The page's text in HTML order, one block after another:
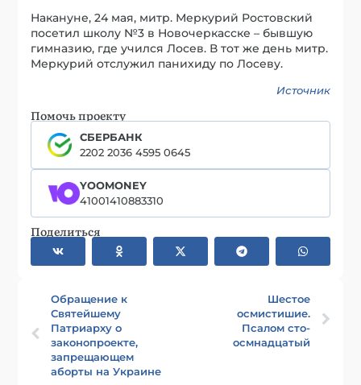
Накануне, 24 мая, митр. Меркурий Ростовский
посетил школу №3 в Новочеркасске – бывшую
гимназию, где учился Лосев. В тот же день митр.
Меркурий отслужил панихиду по Лосеву.
Источник
Помочь проекту
СБЕРБАНК
2202 2036 4595 0645
YOOMONEY
41001410883310
Поделиться
Обращение к
Святейшему
Патриарху о
законопроекте,
запрещающем
аборты на Украине
Шестое
осмистишие.
Псалом сто-
осмнадцатый